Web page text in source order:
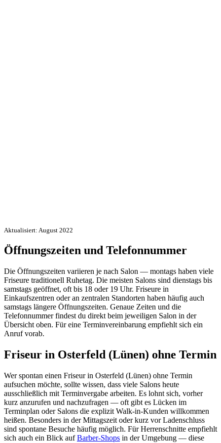
Aktualisiert: August 2022
Öffnungszeiten und Telefonnummer
Die Öffnungszeiten variieren je nach Salon — montags haben viele
Friseure traditionell Ruhetag. Die meisten Salons sind dienstags bis
samstags geöffnet, oft bis 18 oder 19 Uhr. Friseure in
Einkaufszentren oder an zentralen Standorten haben häufig auch
samstags längere Öffnungszeiten. Genaue Zeiten und die
Telefonnummer findest du direkt beim jeweiligen Salon in der
Übersicht oben. Für eine Terminvereinbarung empfiehlt sich ein
Anruf vorab.
Friseur in Osterfeld (Lünen) ohne Termin
Wer spontan einen Friseur in Osterfeld (Lünen) ohne Termin
aufsuchen möchte, sollte wissen, dass viele Salons heute
ausschließlich mit Terminvergabe arbeiten. Es lohnt sich, vorher
kurz anzurufen und nachzufragen — oft gibt es Lücken im
Terminplan oder Salons die explizit Walk-in-Kunden willkommen
heißen. Besonders in der Mittagszeit oder kurz vor Ladenschluss
sind spontane Besuche häufig möglich. Für Herrenschnitte empfiehlt
sich auch ein Blick aufBarber-Shops in der Umgebung — diese